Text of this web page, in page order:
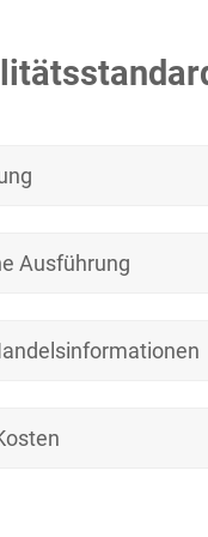
Ausführung